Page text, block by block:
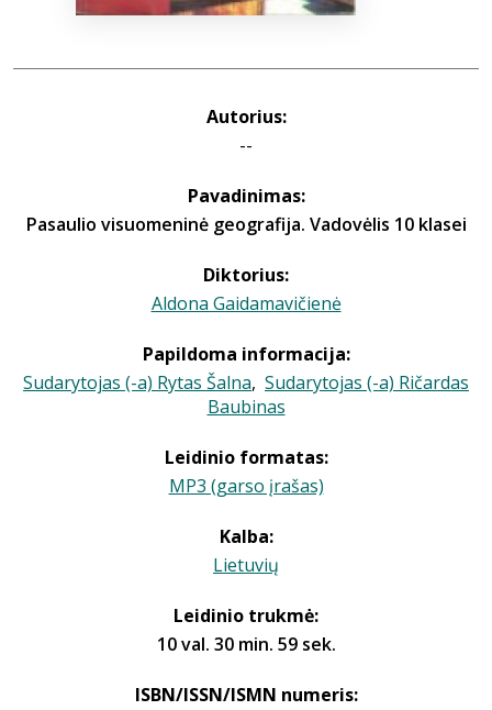
Autorius:
--
Pavadinimas:
Pasaulio visuomeninė geografija. Vadovėlis 10 klasei
Diktorius:
Aldona Gaidamavičienė
Papildoma informacija:
Sudarytojas (-a) Rytas Šalna, Sudarytojas (-a) Ričardas
Baubinas
Leidinio formatas:
MP3 (garso įrašas)
Kalba:
Lietuvių
Leidinio trukmė:
10 val. 30 min. 59 sek.
ISBN/ISSN/ISMN numeris: